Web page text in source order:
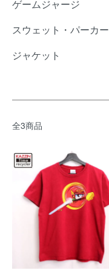
ゲームジャージ
スウェット・パーカー
ジャケット
全3商品